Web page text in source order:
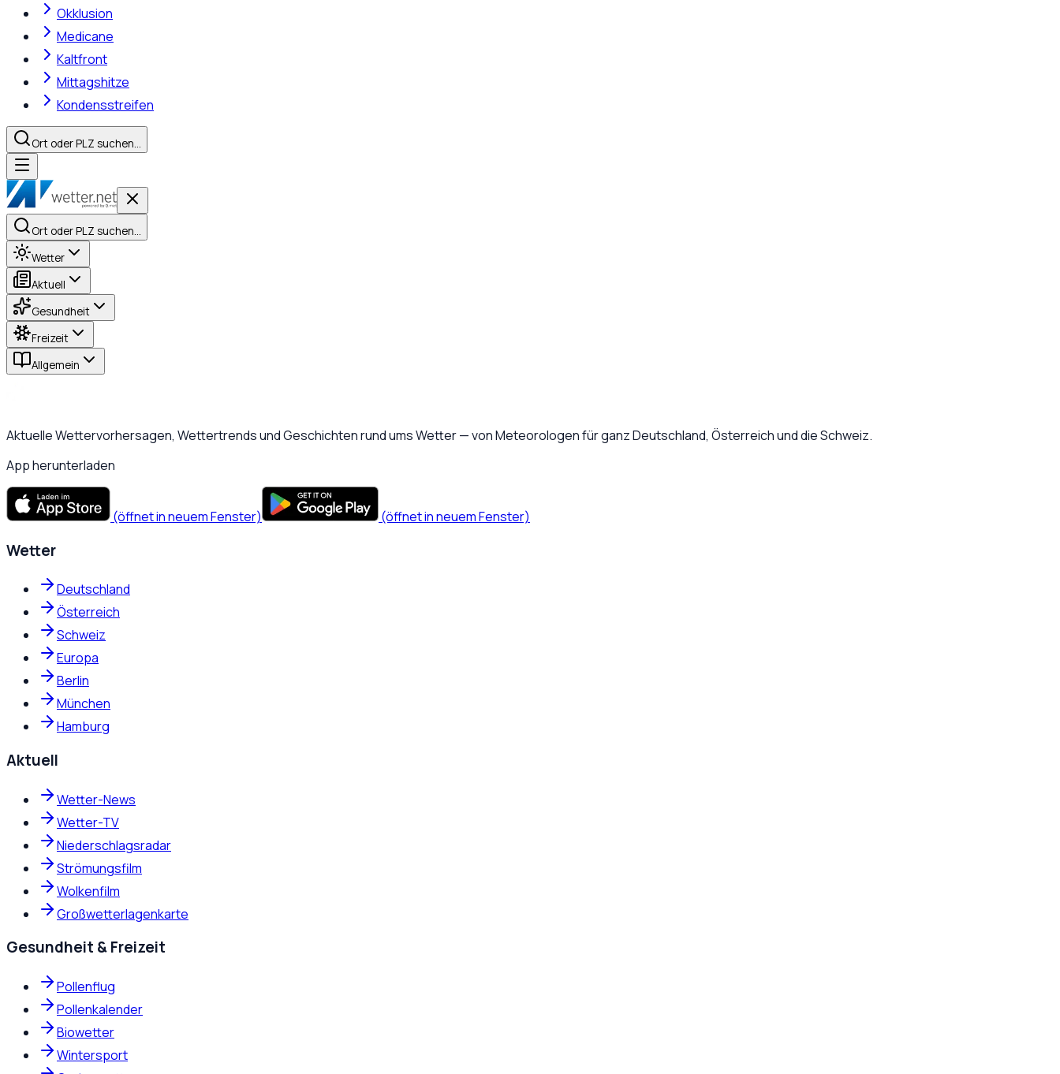
Okklusion
Medicane
Kaltfront
Mittagshitze
Kondensstreifen
Ort oder PLZ suchen…
Ort oder PLZ suchen…
Wetter
Aktuell
Gesundheit
Freizeit
Allgemein
Aktuelle Wettervorhersagen, Wettertrends und Geschichten rund ums Wetter — von Meteorologen für ganz Deutschland, Österreich und die Schweiz.
App herunterladen
(öffnet in neuem Fenster) (öffnet in neuem Fenster)
Wetter
Deutschland
Österreich
Schweiz
Europa
Berlin
München
Hamburg
Aktuell
Wetter-News
Wetter-TV
Niederschlagsradar
Strömungsfilm
Wolkenfilm
Großwetterlagenkarte
Gesundheit & Freizeit
Pollenflug
Pollenkalender
Biowetter
Wintersport